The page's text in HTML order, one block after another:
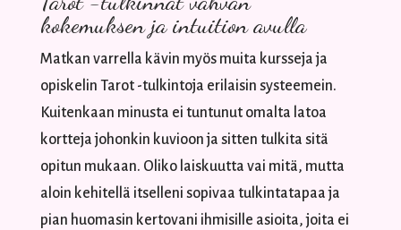
kokemuksen ja intuition avulla
Matkan varrella kävin myös muita kursseja ja
opiskelin Tarot -tulkintoja erilaisin systeemein.
Kuitenkaan minusta ei tuntunut omalta latoa
kortteja johonkin kuvioon ja sitten tulkita sitä
opitun mukaan. Oliko laiskuutta vai mitä, mutta
aloin kehitellä itselleni sopivaa tulkintatapaa ja
pian huomasin kertovani ihmisille asioita, joita ei